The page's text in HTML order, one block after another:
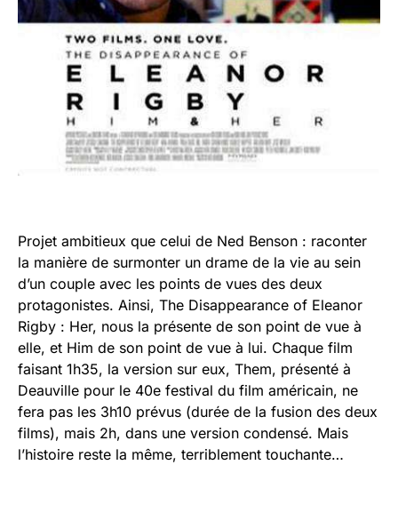
Projet ambitieux que celui de Ned Benson : raconter
la manière de surmonter un drame de la vie au sein
d’un couple avec les points de vues des deux
protagonistes. Ainsi, The Disappearance of Eleanor
Rigby : Her, nous la présente de son point de vue à
elle, et Him de son point de vue à lui. Chaque film
faisant 1h35, la version sur eux, Them, présenté à
Deauville pour le 40e festival du film américain, ne
fera pas les 3h10 prévus (durée de la fusion des deux
films), mais 2h, dans une version condensé. Mais
l’histoire reste la même, terriblement touchante…